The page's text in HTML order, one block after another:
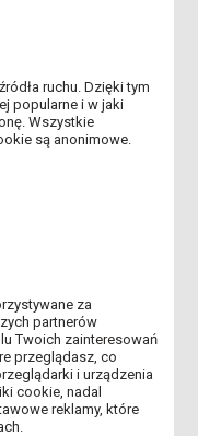
języka polskiego
na podstawie art. 70
danych i nie
Rzeczypospolitej
ubezpieczenia,
można okazać
ruchu. Dzięki tym
popularne i w jaki
Wszystkie
są anonimowe.
za
partnerów
Twoich zainteresowań
przeglądasz, co
i urządzenia
cookie, nadal
reklamy, które